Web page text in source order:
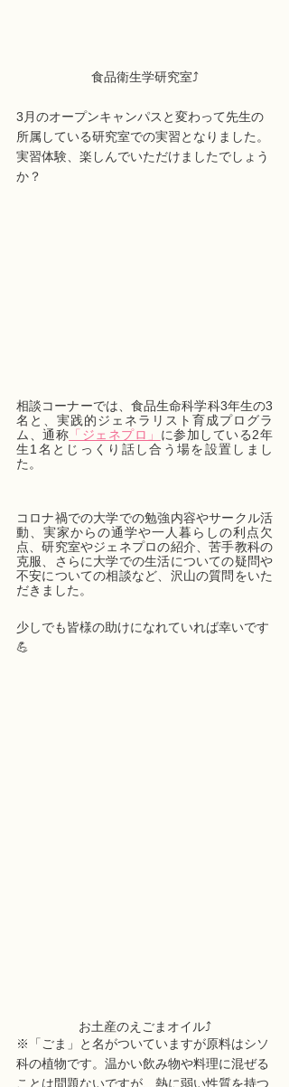
食品衛生学研究室⤴︎
3月のオープンキャンパスと変わって先生の
所属している研究室での実習となりました。
実習体験、楽しんでいただけましたでしょう
か？
相談コーナーでは、食品生命科学科3年生の3
名と、実践的ジェネラリスト育成プログラ
ム、通称 「ジェネプロ」 に参加している2年
生1名とじっくり話し合う場を設置しまし
た。
コロナ禍での大学での勉強内容やサークル活
動、実家からの通学や一人暮らしの利点欠
点、研究室やジェネプロの紹介、苦手教科の
克服、さらに大学での生活についての疑問や
不安についての相談など、沢山の質問をいた
だきました。
少しでも皆様の助けになれていれば幸いです
💪
お土産のえごまオイル⤴︎
※「ごま」と名がついていますが原料はシソ
科の植物です。温かい飲み物や料理に混ぜる
ことは問題ないですが、熱に弱い性質を持つ